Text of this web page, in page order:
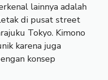
lainnya adalah
di pusat street
Tokyo. Kimono
karena juga
konsep